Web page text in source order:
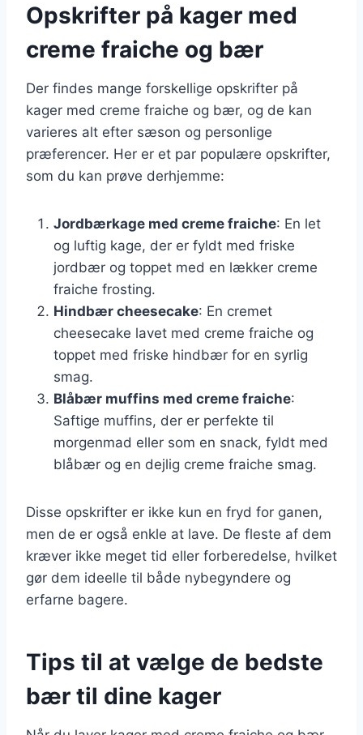
Opskrifter på kager med
creme fraiche og bær
Der findes mange forskellige opskrifter på
kager med creme fraiche og bær, og de kan
varieres alt efter sæson og personlige
præferencer. Her er et par populære opskrifter,
som du kan prøve derhjemme:
Jordbærkage med creme fraiche: En let
og luftig kage, der er fyldt med friske
jordbær og toppet med en lækker creme
fraiche frosting.
Hindbær cheesecake: En cremet
cheesecake lavet med creme fraiche og
toppet med friske hindbær for en syrlig
smag.
Blåbær muffins med creme fraiche:
Saftige muffins, der er perfekte til
morgenmad eller som en snack, fyldt med
blåbær og en dejlig creme fraiche smag.
Disse opskrifter er ikke kun en fryd for ganen,
men de er også enkle at lave. De fleste af dem
kræver ikke meget tid eller forberedelse, hvilket
gør dem ideelle til både nybegyndere og
erfarne bagere.
Tips til at vælge de bedste
bær til dine kager